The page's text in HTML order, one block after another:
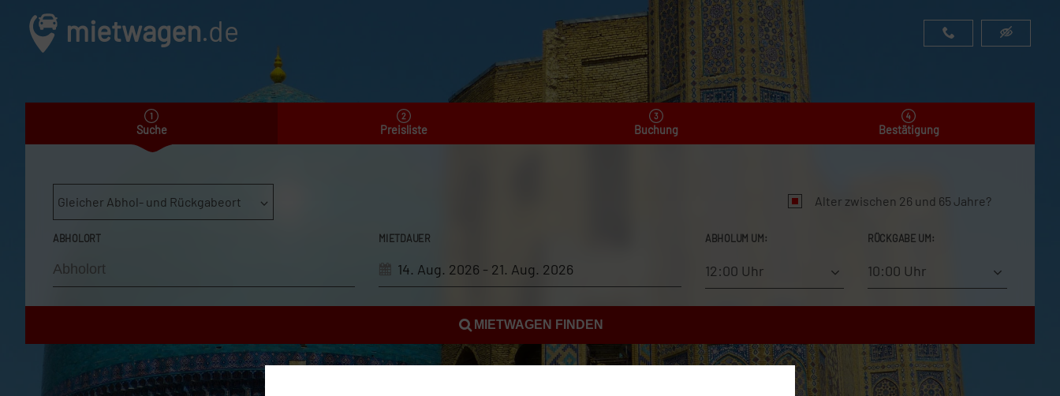
mietwagen.de
Suche Preisliste Buchung Bestätigung
Gleicher Abhol- und Rückgabeort Alter zwischen 26 und 65 Jahre?
ABHOLORT MIETDAUER ABHOLUM UM:
12:00 Uhr
RÜCKGABE UM:
10:00 Uhr
MIETWAGEN FINDEN